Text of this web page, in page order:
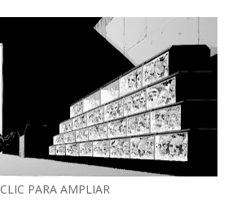
CLIC PARA AMPLIAR